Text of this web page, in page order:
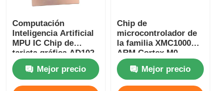
Computación
Inteligencia Artificial
MPU IC Chip de
tarjeta gráfica AD102-
301-A1
Mejor precio
Chip de
microcontrolador de
la familia XMC1000
ARM Cortex M0
Mejor precio